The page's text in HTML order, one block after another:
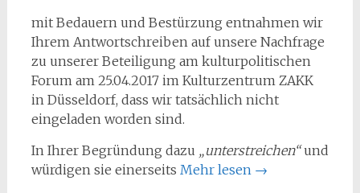
mit Bedauern und Bestürzung entnahmen wir
Ihrem Antwortschreiben auf unsere Nachfrage
zu unserer Beteiligung am kulturpolitischen
Forum am 25.04.2017 im Kulturzentrum ZAKK
in Düsseldorf, dass wir tatsächlich nicht
eingeladen worden sind.
In Ihrer Begründung dazu „unterstreichen“und
würdigen sie einerseits Mehr lesen →